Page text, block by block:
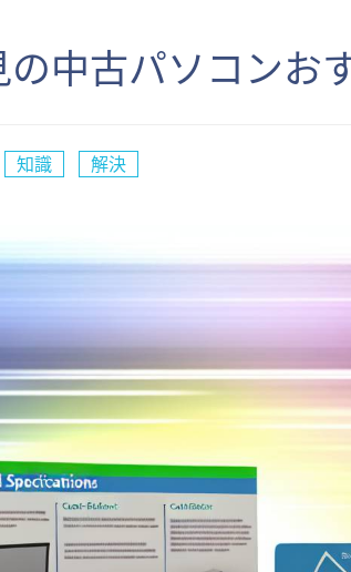
中古パソコンお
知識 解決